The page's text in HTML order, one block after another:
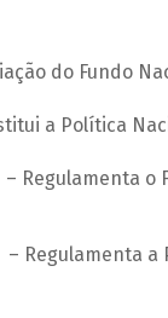
do Fundo
a Política
– Regulamenta o
– Regulamenta a